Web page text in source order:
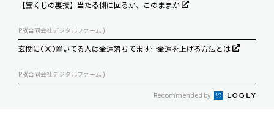
【宝くじの裏技】当たる側に回るか、このままか
PR(合同会社デジタルファーム )
玄関に〇〇置いてる人は金運落ちてます…金運を上げる方法とは
PR(合同会社デジタルファーム )
Recommended by